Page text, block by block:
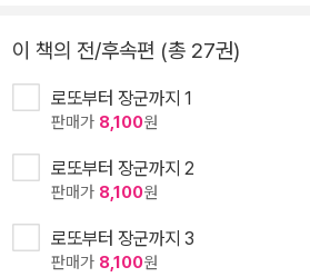
이 책의 전/후속편 (총 27권)
로또부터 장군까지 1
판매가 8,100원
로또부터 장군까지 2
판매가 8,100원
로또부터 장군까지 3
판매가 8,100원